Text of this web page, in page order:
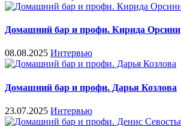
Домашний бар и профи. Кирида Орсини
08.08.2025 Интервью
Домашний бар и профи. Дарья Козлова
23.07.2025 Интервью